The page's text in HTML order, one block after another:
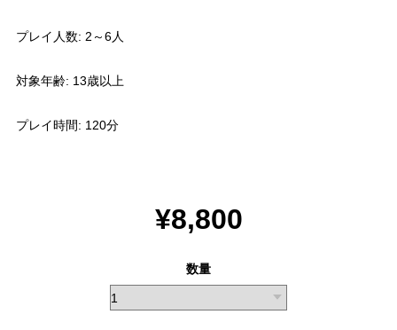
プレイ人数: 2～6人
対象年齢: 13歳以上
プレイ時間: 120分
¥8,800
数量